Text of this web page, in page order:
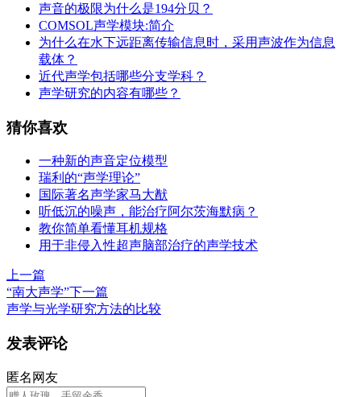
声音的极限为什么是194分贝？
COMSOL声学模块:简介
为什么在水下远距离传输信息时，采用声波作为信息
载体？
近代声学包括哪些分支学科？
声学研究的内容有哪些？
猜你喜欢
一种新的声音定位模型
瑞利的“声学理论”
国际著名声学家马大猷
听低沉的噪声，能治疗阿尔茨海默病？
教你简单看懂耳机规格
用于非侵入性超声脑部治疗的声学技术
上一篇
“南大声学”下一篇
声学与光学研究方法的比较
发表评论
匿名网友